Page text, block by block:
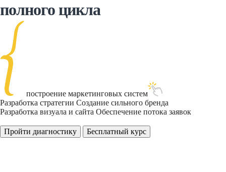
полного цикла
построение маркетинговых систем
Разработка стратегии Создание сильного бренда
Разработка визуала и сайта Обеспечение потока заявок
Пройти диагностику Бесплатный курс